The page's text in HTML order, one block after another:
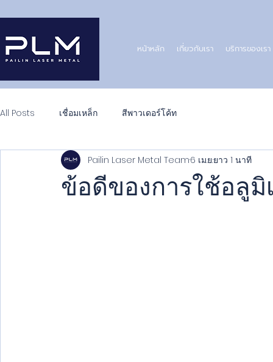
หน้าหลัก เกี่ยวกับเรา บริการของเรา
All Posts เชื่อมเหล็ก สีพาวเดอร์โค้ท
ข้อดีของการใช้อลูมิ
Pailin Laser Metal Team6 เม.ย.ยาว 1 นาที